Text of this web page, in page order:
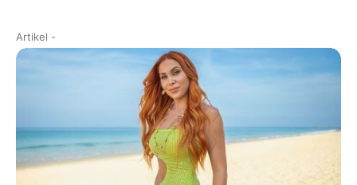
Artikel -